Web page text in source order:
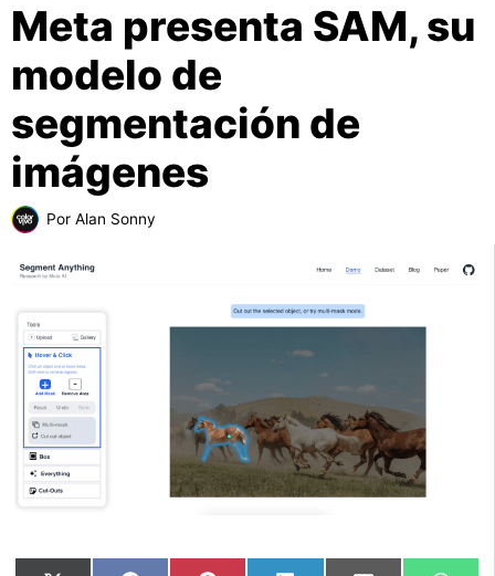
Meta presenta SAM, su
modelo de
segmentación de
imágenes
Por Alan Sonny